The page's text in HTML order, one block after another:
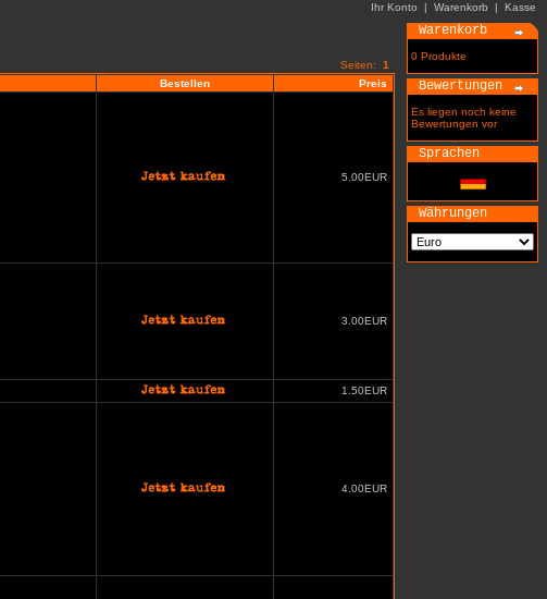
Ihr Konto | Warenkorb | Kasse
Seiten: 1
Bestellen Preis
5.00EUR
3.00EUR
1.50EUR
4.00EUR
Warenkorb
0 Produkte
Bewertungen
Es liegen noch keine
Bewertungen vor
Sprachen
Währungen